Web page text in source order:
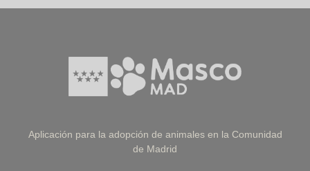
Aplicación para la adopción de animales en la Comunidad
de Madrid